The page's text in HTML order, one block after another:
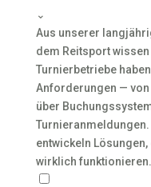
⌄
Aus unserer
dem Reitsport wissen
Turnierbetriebe
Anforderungen —
über
Turnieranmeldungen.
entwickeln
wirklich funktionieren.